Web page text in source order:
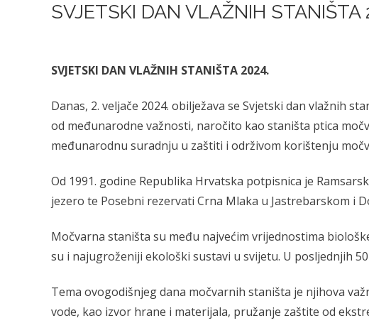
SVJETSKI DAN VLAŽNIH STANIŠTA
SVJETSKI DAN VLAŽNIH STANIŠTA 2024.
Danas, 2. veljače 2024. obilježava se Svjetski dan vlažnih
od međunarodne važnosti, naročito kao staništa ptica
međunarodnu suradnju u zaštiti i održivom korištenju
Od 1991. godine Republika Hrvatska potpisnica je
jezero te Posebni rezervati Crna Mlaka u Jastrebarskom i
Močvarna staništa su među najvećim vrijednostima
su i najugroženiji ekološki sustavi u svijetu. U posljednjih
Tema ovogodišnjeg dana močvarnih staništa je njihova
vode, kao izvor hrane i materijala, pružanje zaštite od